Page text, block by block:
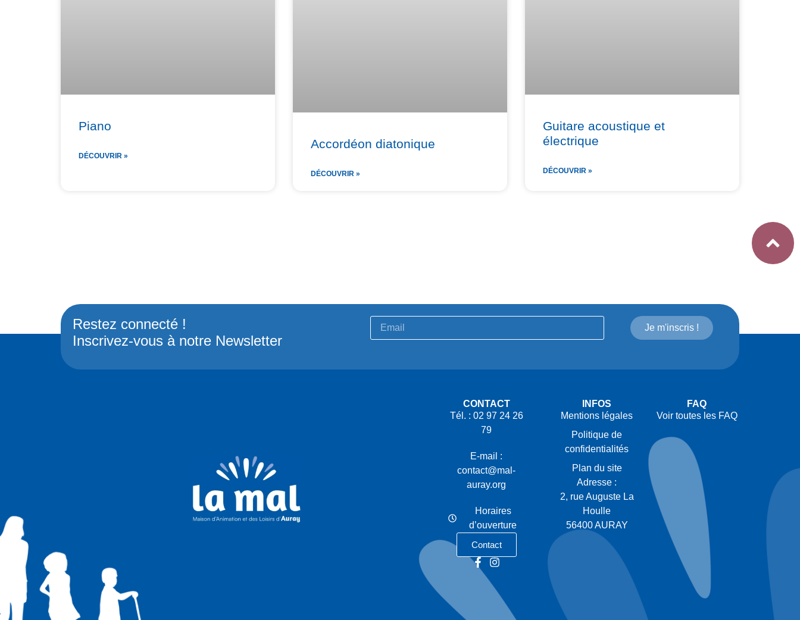
Piano
DÉCOUVRIR »
Accordéon diatonique
DÉCOUVRIR »
Guitare acoustique et
électrique
DÉCOUVRIR »
Restez connecté !
Inscrivez-vous à notre Newsletter
Je m'inscris !
CONTACT
Tél. : 02 97 24 26
79
E-mail :
contact@mal-
auray.org
Horaires
d’ouverture
Contact
INFOS
Mentions légales
Politique de
confidentialités
Plan du site
Adresse :
2, rue Auguste La
Houlle
56400 AURAY
FAQ
Voir toutes les FAQ